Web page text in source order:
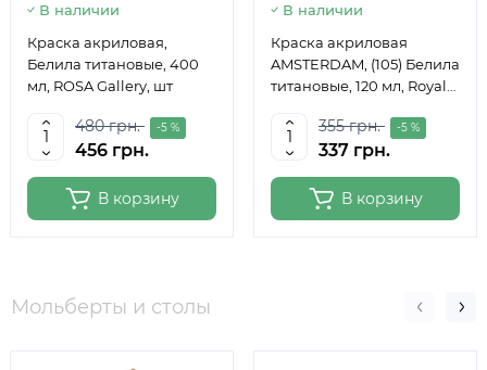
В наличии
Краска акриловая,
Белила титановые, 400
мл, ROSA Gallery, шт
480 грн. -5 %
456 грн.
В корзину
В наличии
Краска акриловая
AMSTERDAM, (105) Белила
титановые, 120 мл, Royal
355 грн. -5 %
337 грн.
В корзину
Мольберты и столы